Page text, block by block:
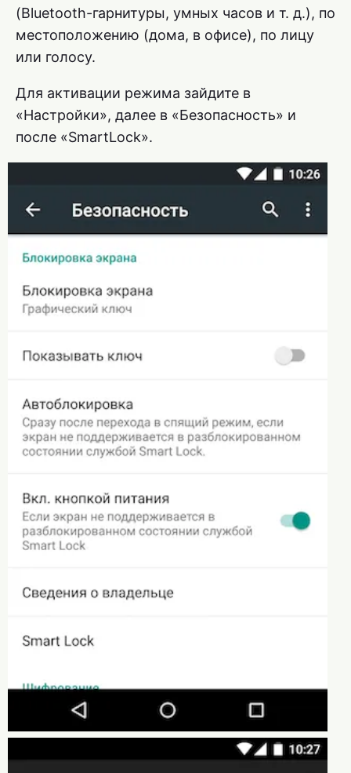
(Bluetooth-гарнитуры, умных часов и т. д.), по
местоположению (дома, в офисе), по лицу
или голосу.
Для активации режима зайдите в
«Настройки», далее в «Безопасность» и
после «SmartLock».